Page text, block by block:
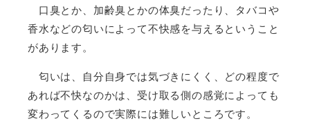
口臭とか、加齢臭とかの体臭だったり、タバコや
香水などの匂いによって不快感を与えるということ
があります。
匂いは、自分自身では気づきにくく、どの程度で
あれば不快なのかは、受け取る側の感覚によっても
変わってくるので実際には難しいところです。